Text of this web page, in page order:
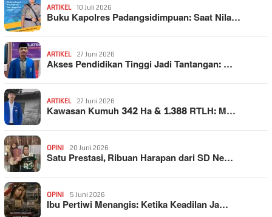
ARTIKEL 10 Juli 2026
Buku Kapolres Padangsidimpuan: Saat Nila…
ARTIKEL 27 Juni 2026
Akses Pendidikan Tinggi Jadi Tantangan: …
ARTIKEL 27 Juni 2026
Kawasan Kumuh 342 Ha & 1.388 RTLH: M…
OPINI 20 Juni 2026
Satu Prestasi, Ribuan Harapan dari SD Ne…
OPINI 5 Juni 2026
Ibu Pertiwi Menangis: Ketika Keadilan Ja…